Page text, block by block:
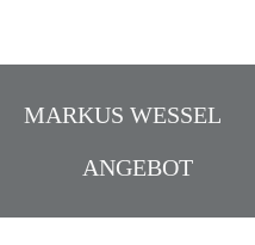
MARKUS WESSEL
ANGEBOT